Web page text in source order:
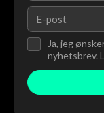
Ja, jeg
nyhetsbrev.